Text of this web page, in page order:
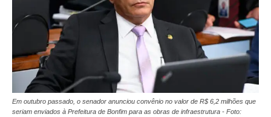
Em outubro passado, o senador anunciou convênio no valor de R$ 6,2 milhões que
seriam enviados à Prefeitura de Bonfim para as obras de infraestrutura - Foto: